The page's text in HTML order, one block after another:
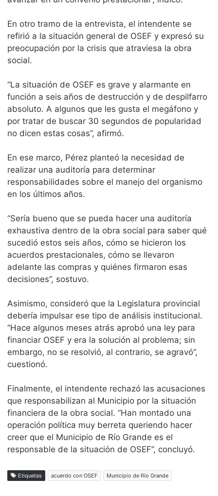
En otro tramo de la entrevista, el intendente se
refirió a la situación general de OSEF y expresó su
preocupación por la crisis que atraviesa la obra
social.
“La situación de OSEF es grave y alarmante en
función a seis años de destrucción y de despilfarro
absoluto. A algunos que les gusta el megáfono y
por tratar de buscar 30 segundos de popularidad
no dicen estas cosas”, afirmó.
En ese marco, Pérez planteó la necesidad de
realizar una auditoría para determinar
responsabilidades sobre el manejo del organismo
en los últimos años.
“Sería bueno que se pueda hacer una auditoría
exhaustiva dentro de la obra social para saber qué
sucedió estos seis años, cómo se hicieron los
acuerdos prestacionales, cómo se llevaron
adelante las compras y quiénes firmaron esas
decisiones”, sostuvo.
Asimismo, consideró que la Legislatura provincial
debería impulsar ese tipo de análisis institucional.
“Hace algunos meses atrás aprobó una ley para
financiar OSEF y era la solución al problema; sin
embargo, no se resolvió, al contrario, se agravó”,
cuestionó.
Finalmente, el intendente rechazó las acusaciones
que responsabilizan al Municipio por la situación
financiera de la obra social. “Han montado una
operación política muy berreta queriendo hacer
creer que el Municipio de Río Grande es el
responsable de la situación de OSEF”, concluyó.
Etiquetas acuerdo con OSEF Municipio de Río Grande